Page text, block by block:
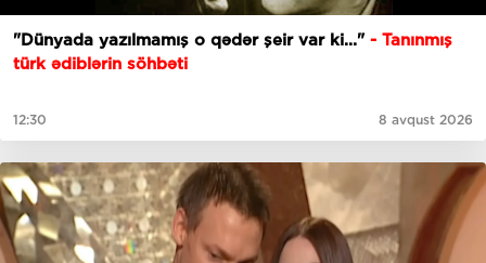
"Dünyada yazılmamış o qədər şeir var ki..." - Tanınmış
türk ədiblərin söhbəti
12:30 8 avqust 2026